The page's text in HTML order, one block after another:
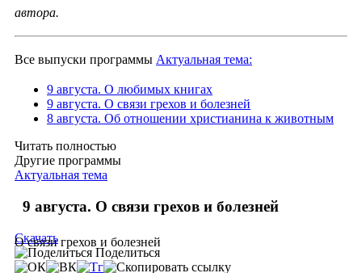
автора.
Все выпуски программы Актуальная тема:
9 августа. О любимых книгах
9 августа. О связи грехов и болезней
8 августа. Об отношении христианина к животным
Читать полностью
Другие программы
Актуальная тема
9 августа. О связи грехов и болезней
О связи грехов и болезней
Скачать
Поделиться